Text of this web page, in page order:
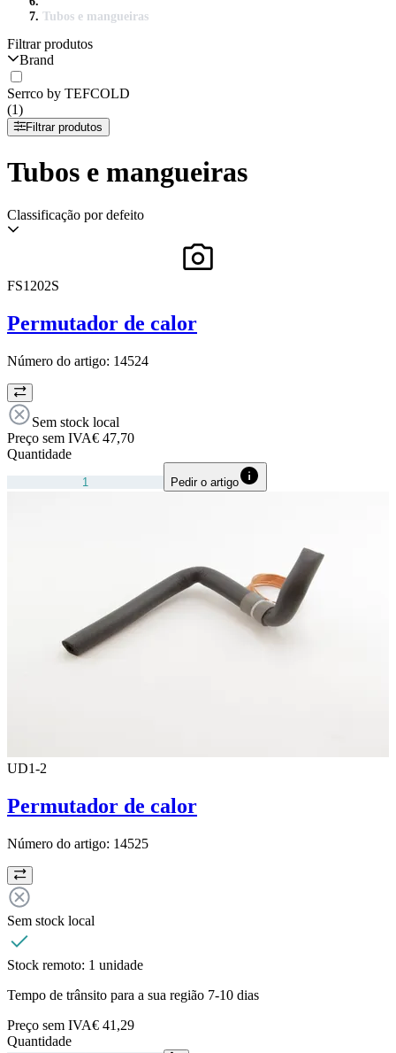
Tubos e mangueiras
Filtrar produtos
Brand
Serrco by TEFCOLD
(1)
Filtrar produtos
Tubos e mangueiras
Classificação por defeito
FS1202S
Permutador de calor
Número do artigo: 14524
Sem stock local
Preço sem IVA€ 47,70
Quantidade
Pedir o artigo
UD1-2
Permutador de calor
Número do artigo: 14525
Sem stock local
Stock remoto: 1 unidade
Tempo de trânsito para a sua região 7-10 dias
Preço sem IVA€ 41,29
Quantidade